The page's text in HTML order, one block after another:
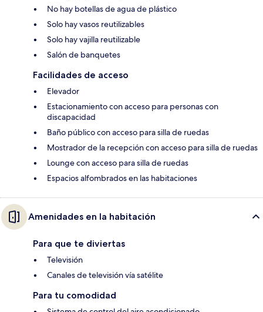
No hay botellas de agua de plástico
Solo hay vasos reutilizables
Solo hay vajilla reutilizable
Salón de banquetes
Facilidades de acceso
Elevador
Estacionamiento con acceso para personas con
discapacidad
Baño público con acceso para silla de ruedas
Mostrador de la recepción con acceso para silla de ruedas
Lounge con acceso para silla de ruedas
Espacios alfombrados en las habitaciones
Amenidades en la habitación
Para que te diviertas
Televisión
Canales de televisión vía satélite
Para tu comodidad